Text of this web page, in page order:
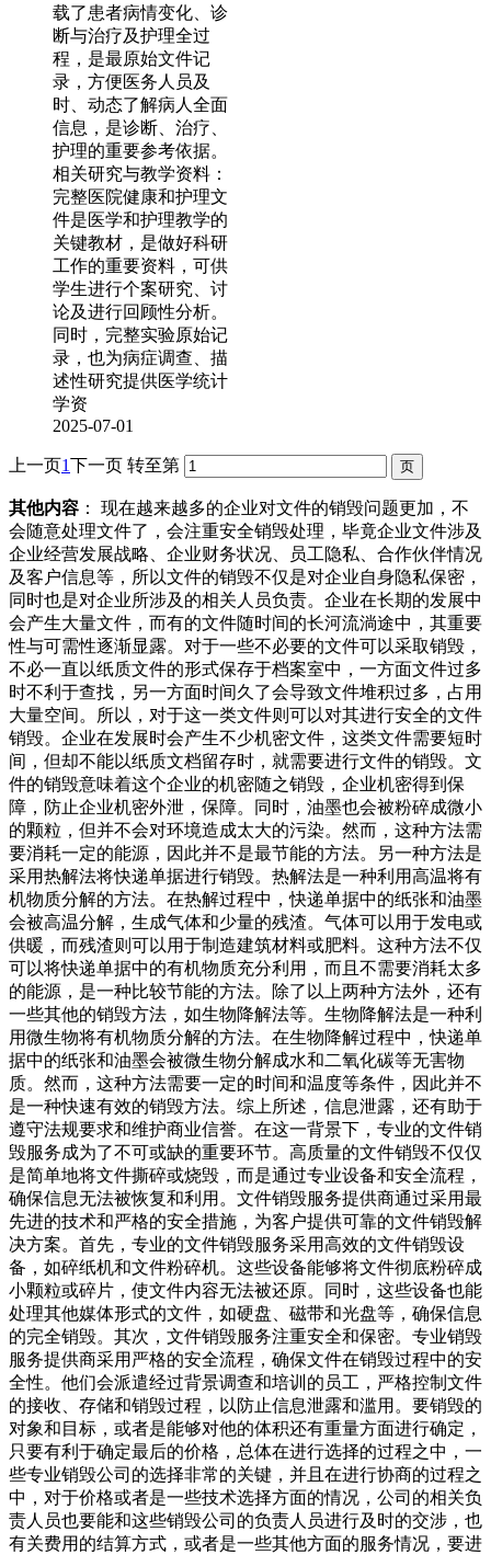
载了患者病情变化、诊
断与治疗及护理全过
程，是最原始文件记
录，方便医务人员及
时、动态了解病人全面
信息，是诊断、治疗、
护理的重要参考依据。
相关研究与教学资料：
完整医院健康和护理文
件是医学和护理教学的
关键教材，是做好科研
工作的重要资料，可供
学生进行个案研究、讨
论及进行回顾性分析。
同时，完整实验原始记
录，也为病症调查、描
述性研究提供医学统计
学资
2025-07-01
上一页1下一页 转至第
其他内容 ： 现在越来越多的企业对文件的销毁问题更加，不
会随意处理文件了，会注重安全销毁处理，毕竟企业文件涉及
企业经营发展战略、企业财务状况、员工隐私、合作伙伴情况
及客户信息等，所以文件的销毁不仅是对企业自身隐私保密，
同时也是对企业所涉及的相关人员负责。企业在长期的发展中
会产生大量文件，而有的文件随时间的长河流淌途中，其重要
性与可需性逐渐显露。对于一些不必要的文件可以采取销毁，
不必一直以纸质文件的形式保存于档案室中，一方面文件过多
时不利于查找，另一方面时间久了会导致文件堆积过多，占用
大量空间。所以，对于这一类文件则可以对其进行安全的文件
销毁。企业在发展时会产生不少机密文件，这类文件需要短时
间，但却不能以纸质文档留存时，就需要进行文件的销毁。文
件的销毁意味着这个企业的机密随之销毁，企业机密得到保
障，防止企业机密外泄，保障。同时，油墨也会被粉碎成微小
的颗粒，但并不会对环境造成太大的污染。然而，这种方法需
要消耗一定的能源，因此并不是最节能的方法。另一种方法是
采用热解法将快递单据进行销毁。热解法是一种利用高温将有
机物质分解的方法。在热解过程中，快递单据中的纸张和油墨
会被高温分解，生成气体和少量的残渣。气体可以用于发电或
供暖，而残渣则可以用于制造建筑材料或肥料。这种方法不仅
可以将快递单据中的有机物质充分利用，而且不需要消耗太多
的能源，是一种比较节能的方法。除了以上两种方法外，还有
一些其他的销毁方法，如生物降解法等。生物降解法是一种利
用微生物将有机物质分解的方法。在生物降解过程中，快递单
据中的纸张和油墨会被微生物分解成水和二氧化碳等无害物
质。然而，这种方法需要一定的时间和温度等条件，因此并不
是一种快速有效的销毁方法。综上所述，信息泄露，还有助于
遵守法规要求和维护商业信誉。在这一背景下，专业的文件销
毁服务成为了不可或缺的重要环节。高质量的文件销毁不仅仅
是简单地将文件撕碎或烧毁，而是通过专业设备和安全流程，
确保信息无法被恢复和利用。文件销毁服务提供商通过采用最
先进的技术和严格的安全措施，为客户提供可靠的文件销毁解
决方案。首先，专业的文件销毁服务采用高效的文件销毁设
备，如碎纸机和文件粉碎机。这些设备能够将文件彻底粉碎成
小颗粒或碎片，使文件内容无法被还原。同时，这些设备也能
处理其他媒体形式的文件，如硬盘、磁带和光盘等，确保信息
的完全销毁。其次，文件销毁服务注重安全和保密。专业销毁
服务提供商采用严格的安全流程，确保文件在销毁过程中的安
全性。他们会派遣经过背景调查和培训的员工，严格控制文件
的接收、存储和销毁过程，以防止信息泄露和滥用。要销毁的
对象和目标，或者是能够对他的体积还有重量方面进行确定，
只要有利于确定最后的价格，总体在进行选择的过程之中，一
些专业销毁公司的选择非常的关键，并且在进行协商的过程之
中，对于价格或者是一些技术选择方面的情况，公司的相关负
责人员也要能和这些销毁公司的负责人员进行及时的交涉，也
有关费用的结算方式，或者是一些其他方面的服务情况，要进